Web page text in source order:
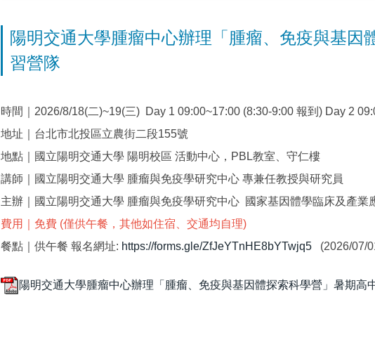
陽明交通大學腫瘤中心辦理「腫瘤、免疫與基因
習營隊
時間｜2026/8/18(二)~19(三) Day 1 09:00~17:00 (8:30-9:00 報到) Day 2
地址｜台北市北投區立農街二段155號
地點｜國立陽明交通大學 陽明校區 活動中心，PBL教室、守仁樓
講師｜國立陽明交通大學 腫瘤與免疫學研究中心 專兼任教授與研究員
主辦｜國立陽明交通大學 腫瘤與免疫學研究中心 國家基因體學臨床及產業
費用｜免費 (僅供午餐，其他如住宿、交通均自理)
餐點｜供午餐 報名網址: https://forms.gle/ZfJeYTnHE8bYTwjq5 (2026/07/
陽明交通大學腫瘤中心辦理「腫瘤、免疫與基因體探索科學營」暑期高